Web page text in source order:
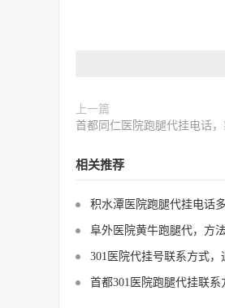
上一篇
首都同仁医院跑腿代挂电话
相关推荐
积水潭医院跑腿代挂电话
阜外医院黄牛跑腿代，方
301医院代挂号联系方式，
首都301医院跑腿代挂联